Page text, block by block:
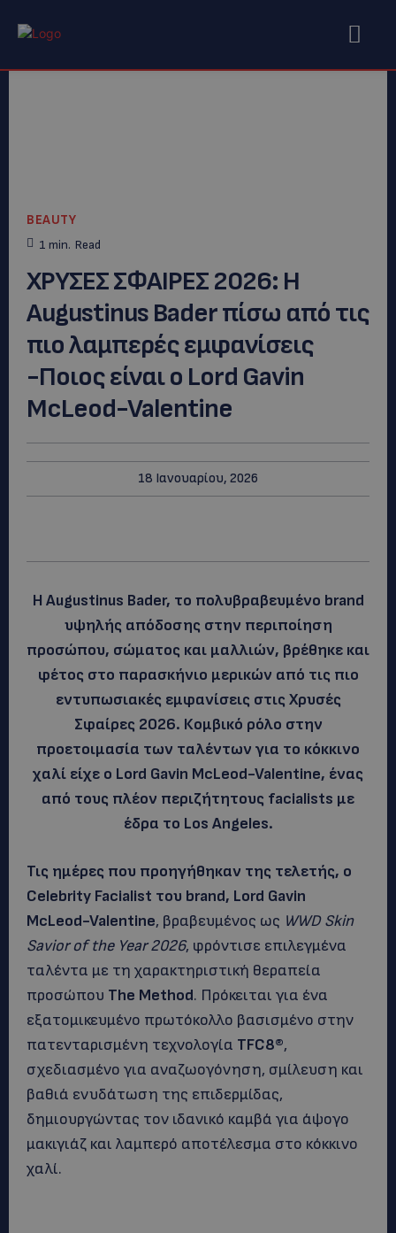
BEAUTY
1 min. Read
ΧΡΥΣΕΣ ΣΦΑΙΡΕΣ 2026: Η
Augustinus Bader πίσω από τις
πιο λαμπερές εμφανίσεις
-Ποιος είναι ο Lord Gavin
McLeod-Valentine
18 Ιανουαρίου, 2026
Η Augustinus Bader, το πολυβραβευμένο brand
υψηλής απόδοσης στην περιποίηση
προσώπου, σώματος και μαλλιών, βρέθηκε και
φέτος στο παρασκήνιο μερικών από τις πιο
εντυπωσιακές εμφανίσεις στις Χρυσές
Σφαίρες 2026. Κομβικό ρόλο στην
προετοιμασία των ταλέντων για το κόκκινο
χαλί είχε ο Lord Gavin McLeod-Valentine, ένας
από τους πλέον περιζήτητους facialists με
έδρα το Los Angeles.
Τις ημέρες που προηγήθηκαν της τελετής, ο
Celebrity Facialist του brand, Lord Gavin
McLeod-Valentine, βραβευμένος ως WWD Skin
Savior of the Year 2026, φρόντισε επιλεγμένα
ταλέντα με τη χαρακτηριστική θεραπεία
προσώπου The Method. Πρόκειται για ένα
εξατομικευμένο πρωτόκολλο βασισμένο στην
πατενταρισμένη τεχνολογία TFC8®,
σχεδιασμένο για αναζωογόνηση, σμίλευση και
βαθιά ενυδάτωση της επιδερμίδας,
δημιουργώντας τον ιδανικό καμβά για άψογο
μακιγιάζ και λαμπερό αποτέλεσμα στο κόκκινο
χαλί.